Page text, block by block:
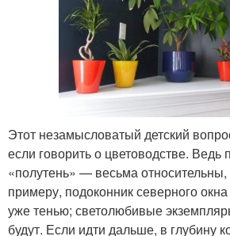
Этот незамысловатый детский
если говорить о цветоводстве. Ведь
«полутень» — весьма
примеру, подоконник северного
уже тенью; светолюбивые
будут. Если идти дальше, в глубину